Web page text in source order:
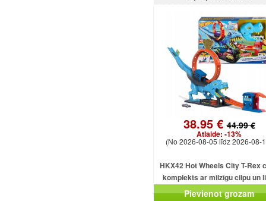
38.95 €44.99 €
Atlaide: -13%
(No 2026-08-05 līdz 2026-08-
HKX42 Hot Wheels City T-Rex
komplekts ar milzīgu cilpu un
dinozauru
Pievienot grozam